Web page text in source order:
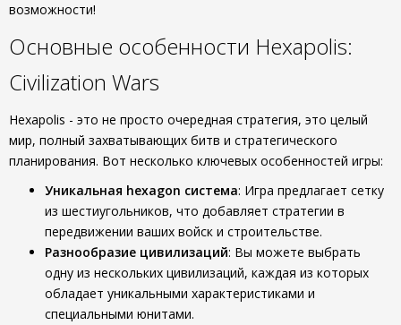
возможности!
Основные особенности Hexapolis:
Civilization Wars
Hexapolis - это не просто очередная стратегия, это целый
мир, полный захватывающих битв и стратегического
планирования. Вот несколько ключевых особенностей игры:
Уникальная hexagon система: Игра предлагает сетку
из шестиугольников, что добавляет стратегии в
передвижении ваших войск и строительстве.
Разнообразие цивилизаций: Вы можете выбрать
одну из нескольких цивилизаций, каждая из которых
обладает уникальными характеристиками и
специальными юнитами.